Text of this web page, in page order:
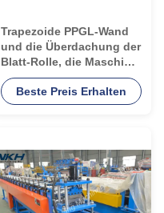
Trapezoide PPGL-Wand
und die Überdachung der
Blatt-Rolle, die Maschine
bildet, walzen die
Formung des Prozesses
kalt
Beste Preis Erhalten